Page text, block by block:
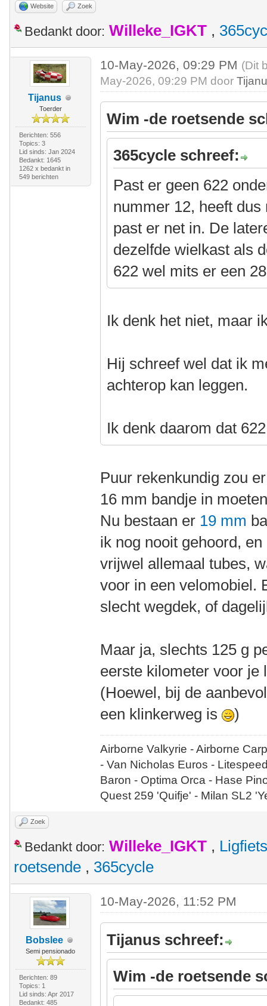
Website Zoek
Bedankt door: Willeke_IGKT ,
Tijanus
Toerder
Berichten: 556
Topics: 3
Lid sinds: Jan 2024
Bedankt: 1645
1262 x bedankt in
549 berichten
10-May-2026, 09:29 PM (Dit
May-2026, 09:29 PM door
Wim -de roetsende
365cycle schreef:
Past er geen 622
nummer 12, heeft
past er net in. De
dezelfde wielkast als
622 wel mits er een
Ik denk het niet, maar
Hij schreef wel dat ik
achterop kan leggen.
Ik denk daarom dat
Puur rekenkundig zou
16 mm bandje in
Nu bestaan er 19 mm
ik nog nooit gehoord,
vrijwel allemaal tubes,
voor in een velomobiel.
slecht wegdek, of
Maar ja, slechts 125 g
eerste kilometer voor je
(Hoewel, bij de
een klinkerweg is
)
Airborne Valkyrie - Airborne
- Van Nicholas Euros -
Baron - Optima Orca - Hase
Quest 259 'Quifje' - Milan SL2
Zoek
Bedankt door: Willeke_IGKT ,
roetsende , 365cycle
Bobslee
Semi pensionado
Berichten: 89
Topics: 1
Lid sinds: Apr 2017
Bedankt: 485
10-May-2026, 11:52 PM
Tijanus schreef:
Wim -de roetsende